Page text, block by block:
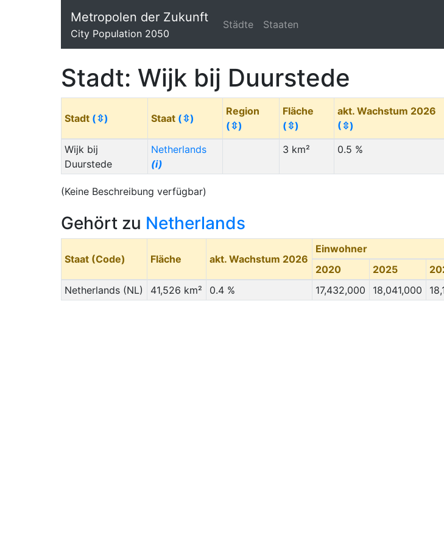
Metropolen der Zukunft
City Population 2050
Städte Staaten
Stadt: Wijk bij Duurstede
Stadt (⇳) Staat (⇳)
Region
(⇳)
Fläche
(⇳)
akt. Wachstum 2026
(⇳)
Wijk bij
Duurstede
Netherlands
(i)
3 km² 0.5 %
(Keine Beschreibung verfügbar)
Gehört zu Netherlands
Staat (Code) Fläche akt. Wachstum 2026
Einwohner
2020
2025
Netherlands (NL)
41,526 km² 0.4 % 17,432,000 18,041,000